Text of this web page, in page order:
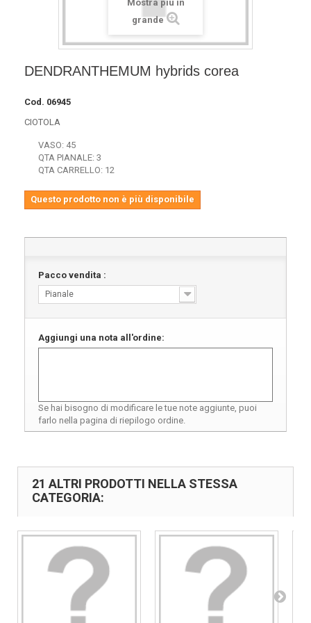
Mostra più in
grande
DENDRANTHEMUM hybrids corea
Cod. 06945
CIOTOLA
VASO: 45
QTA PIANALE: 3
QTA CARRELLO: 12
Questo prodotto non è più disponibile
Pacco vendita :
Pianale
Aggiungi una nota all'ordine:
Se hai bisogno di modificare le tue note aggiunte, puoi
farlo nella pagina di riepilogo ordine.
21 ALTRI PRODOTTI NELLA STESSA
CATEGORIA: